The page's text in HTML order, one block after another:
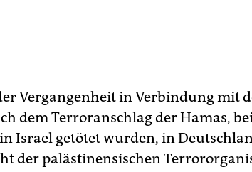
Vergangenheit in Verbindung mit
dem Terroranschlag der Hamas,
Israel getötet wurden, in
der palästinensischen